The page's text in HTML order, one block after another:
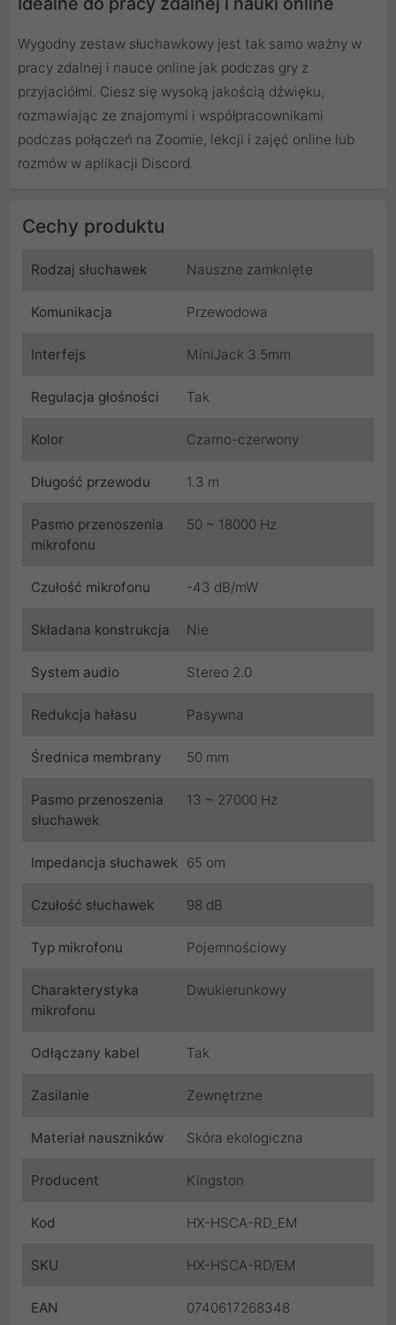
Wygodny zestaw słuchawkowy jest tak samo ważny w
pracy zdalnej i nauce online jak podczas gry z
przyjaciółmi. Ciesz się wysoką jakością dźwięku,
rozmawiając ze znajomymi i współpracownikami
podczas połączeń na Zoomie, lekcji i zajęć online lub
rozmów w aplikacji Discord.
Cechy produktu
Rodzaj słuchawek Nauszne zamknięte
Komunikacja Przewodowa
Interfejs MiniJack 3.5mm
Regulacja głośności Tak
Kolor Czarno-czerwony
Długość przewodu 1.3 m
Pasmo przenoszenia
mikrofonu
50 ~ 18000 Hz
Czułość mikrofonu -43 dB/mW
Składana konstrukcja Nie
System audio Stereo 2.0
Redukcja hałasu Pasywna
Średnica membrany 50 mm
Pasmo przenoszenia
słuchawek
13 ~ 27000 Hz
Impedancja słuchawek 65 om
Czułość słuchawek 98 dB
Typ mikrofonu Pojemnościowy
Charakterystyka
mikrofonu
Dwukierunkowy
Odłączany kabel Tak
Zasilanie Zewnętrzne
Materiał nauszników Skóra ekologiczna
Producent Kingston
Kod HX-HSCA-RD_EM
SKU HX-HSCA-RD/EM
EAN 0740617268348